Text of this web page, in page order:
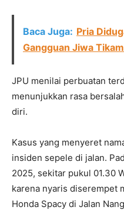
Baca Juga: Pria
Gangguan Jiwa
JPU menilai perbuatan
menunjukkan rasa
diri.
Kasus yang menyeret
insiden sepele di jalan.
2025, sekitar pukul 01.30
karena nyaris diserempet
Honda Spacy di Jalan